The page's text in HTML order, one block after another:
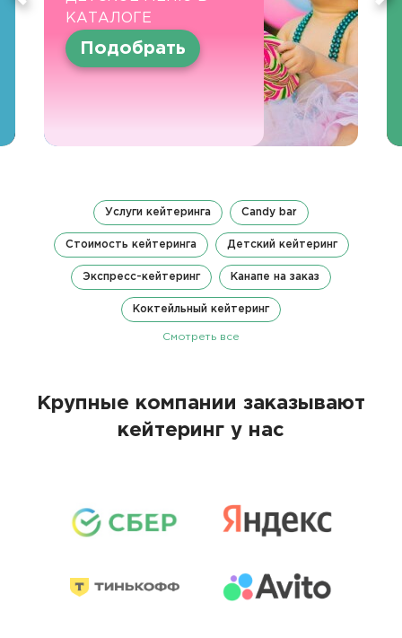
КАТАЛОГЕ
Подобрать
Услуги кейтеринга Candy bar
Стоимость кейтеринга Детский кейтеринг
Экспресс-кейтеринг Канапе на заказ
Коктейльный кейтеринг
Смотреть все
Крупные компании заказывают
кейтеринг у нас